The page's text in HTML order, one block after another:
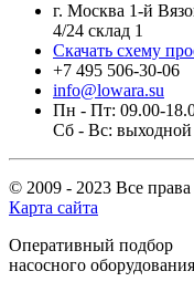
г. Москва 1-й
4/24 склад 1
Скачать схему
+7 495 506-30-06
info@lowara.su
Пн - Пт: 09.00-
Сб - Вс: выходной
© 2009 - 2023 Все
Карта сайта
Оперативный подбор
насосного оборудования